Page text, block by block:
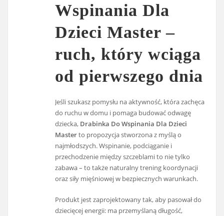
Wspinania Dla
Dzieci Master –
ruch, który wciąga
od pierwszego dnia
Jeśli szukasz pomysłu na aktywność, która zachęca
do ruchu w domu i pomaga budować odwagę
dziecka, Drabinka Do Wspinania Dla Dzieci
Masterto propozycja stworzona z myślą o
najmłodszych. Wspinanie, podciąganie i
przechodzenie między szczeblami to nie tylko
zabawa – to także naturalny trening koordynacji
oraz siły mięśniowej w bezpiecznych warunkach.
Produkt jest zaprojektowany tak, aby pasował do
dziecięcej energii: ma przemyślaną długość,